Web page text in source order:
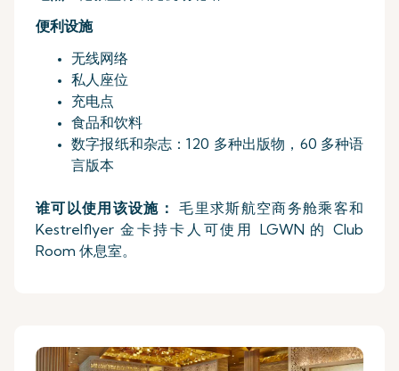
便利设施
无线网络
私人座位
充电点
食品和饮料
数字报纸和杂志：120 多种出版物，60 多种语
言版本
谁可以使用该设施： 毛里求斯航空商务舱乘客和
Kestrelflyer 金卡持卡人可使用 LGWN 的 Club
Room 休息室。